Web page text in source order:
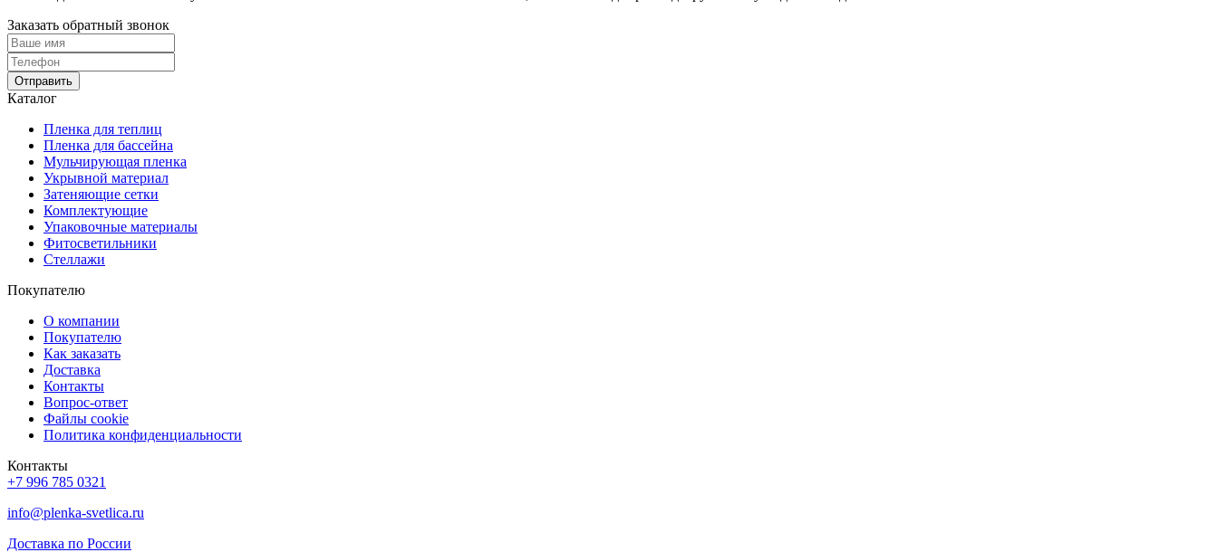
Заказать обратный звонок
Отправить
Каталог
Пленка для теплиц
Пленка для бассейна
Мульчирующая пленка
Укрывной материал
Затеняющие сетки
Комплектующие
Упаковочные материалы
Фитосветильники
Стеллажи
Покупателю
О компании
Покупателю
Как заказать
Доставка
Контакты
Вопрос-ответ
Файлы cookie
Политика конфиденциальности
Контакты
+7 996 785 0321
info@plenka-svetlica.ru
Доставка по России